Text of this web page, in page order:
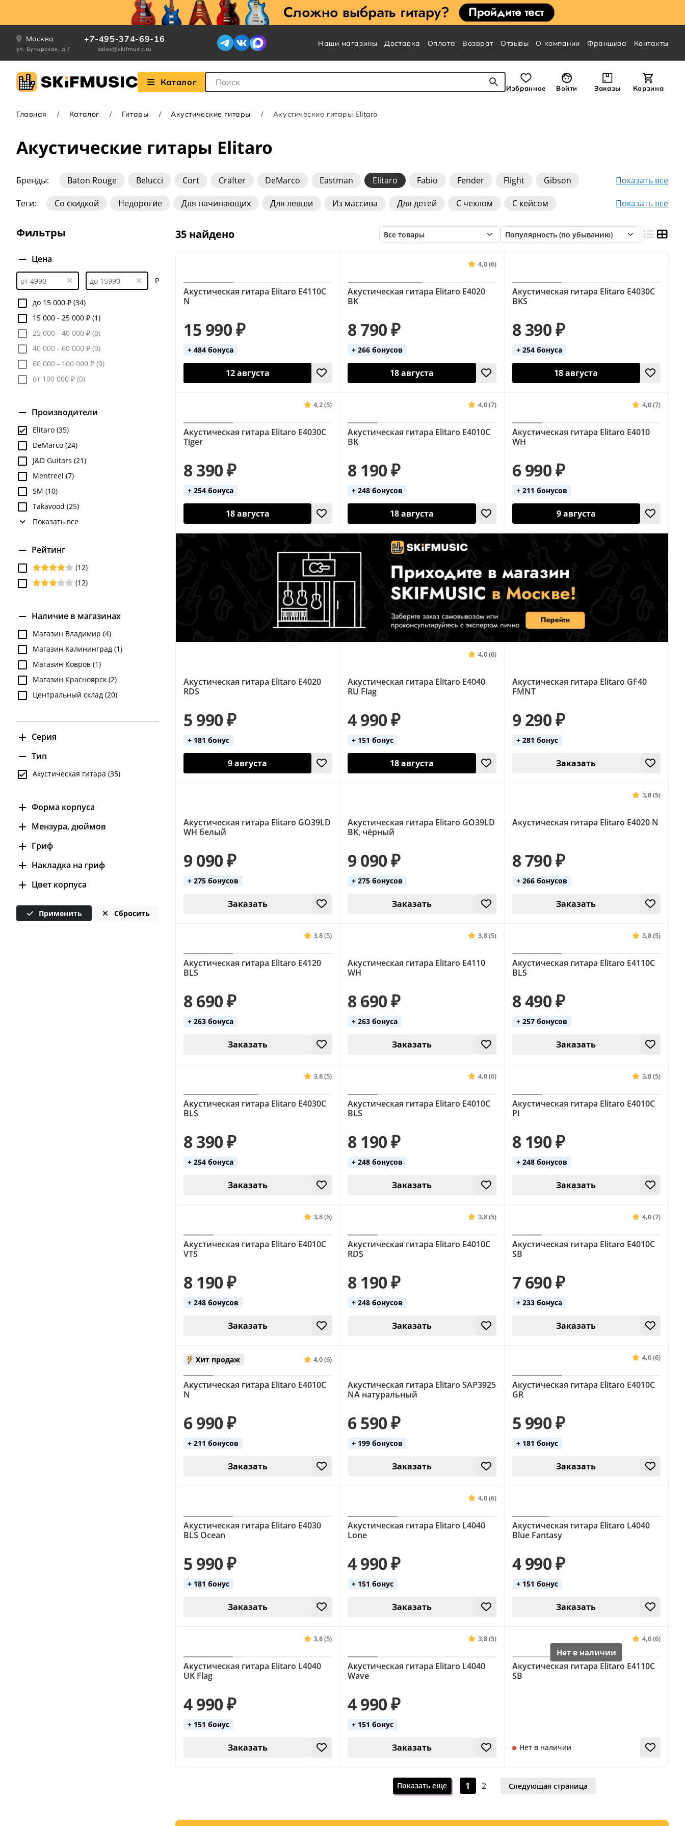
Москва
ул. Бутырская, д.7
+7-495-374-69-16
sales@skifmusic.ru
Наши магазины Доставка Оплата Возврат Отзывы О компании Франшиза Контакты
Каталог Поле для Поиска
Избранное Войти Заказы Корзина
Главная Каталог Гитары Акустические гитары Акустические гитары Elitaro
Акустические гитары Elitaro
Бренды: Показать все
Baton Rouge Belucci Cort Crafter DeMarco Eastman Elitaro Fabio Fender Flight
Gibson
Greg Bennett
Guild Ibanez Martin Martinez Rockdale Sigma Taylor Yamaha
Теги: Показать все
Со скидкой Недорогие Для начинающих Для левши Из массива Для детей С чехлом
С кейсом
До 15000 руб
До 30000 руб До 50000 руб До 6000 руб С вырезом
Фильтры
Цена
₽
до 15 000 ₽ (34)
15 000 - 25 000 ₽ (1)
25 000 - 40 000 ₽ (0)
40 000 - 60 000 ₽ (0)
60 000 - 100 000 ₽ (0)
от 100 000 ₽ (0)
Производители
Elitaro (35)
DeMarco (24)
J&D Guitars (21)
Mentreel (7)
SM (10)
Takavood (25)
Показать все
Рейтинг
(12)
(12)
Наличие в магазинах
Магазин Владимир (4)
Магазин Калининград (1)
Магазин Ковров (1)
Магазин Красноярск (2)
Центральный склад (20)
Серия
E4010C (9)
E4030C (4)
Тип
Акустическая гитара (35)
Форма корпуса
Auditorium (2)
Dreadnought (9)
Мензура, дюймов
24.4 (1)
25.5 (1)
Гриф
клен (3)
Накладка на гриф
клен (1)
Цвет корпуса
натуральный (4)
Применить Сбросить
35 найдено
Акустическая гитара Elitaro E4110C
N
15 990 ₽
+ 484 бонуса
12 августа
4,0 (6)
Акустическая гитара Elitaro E4020
BK
8 790 ₽
+ 266 бонусов
18 августа
Акустическая гитара Elitaro E4030C
BKS
8 390 ₽
+ 254 бонуса
18 августа
4,2 (5)
Акустическая гитара Elitaro E4030C
Tiger
8 390 ₽
+ 254 бонуса
18 августа
4,0 (7)
Акустическая гитара Elitaro E4010C
BK
8 190 ₽
+ 248 бонусов
18 августа
4,0 (7)
Акустическая гитара Elitaro E4010
WH
6 990 ₽
+ 211 бонусов
9 августа
Акустическая гитара Elitaro E4020
RDS
5 990 ₽
+ 181 бонус
9 августа
4,0 (6)
Акустическая гитара Elitaro E4040
RU Flag
4 990 ₽
+ 151 бонус
18 августа
Акустическая гитара Elitaro GF40
FMNT
9 290 ₽
+ 281 бонус
Заказать
Акустическая гитара Elitaro GO39LD
WH белый
9 090 ₽
+ 275 бонусов
Заказать
Акустическая гитара Elitaro GO39LD
BK, чёрный
9 090 ₽
+ 275 бонусов
Заказать
3,8 (5)
Акустическая гитара Elitaro E4020 N
8 790 ₽
+ 266 бонусов
Заказать
3,8 (5)
Акустическая гитара Elitaro E4120
BLS
8 690 ₽
+ 263 бонуса
Заказать
3,8 (5)
Акустическая гитара Elitaro E4110
WH
8 690 ₽
+ 263 бонуса
Заказать
3,8 (5)
Акустическая гитара Elitaro E4110C
BLS
8 490 ₽
+ 257 бонусов
Заказать
3,8 (5)
Акустическая гитара Elitaro E4030C
BLS
8 390 ₽
+ 254 бонуса
Заказать
4,0 (6)
Акустическая гитара Elitaro E4010C
BLS
8 190 ₽
+ 248 бонусов
Заказать
3,8 (5)
Акустическая гитара Elitaro E4010C
PI
8 190 ₽
+ 248 бонусов
Заказать
3,8 (6)
Акустическая гитара Elitaro E4010C
VTS
8 190 ₽
+ 248 бонусов
Заказать
3,8 (5)
Акустическая гитара Elitaro E4010C
RDS
8 190 ₽
+ 248 бонусов
Заказать
4,0 (7)
Акустическая гитара Elitaro E4010C
SB
7 690 ₽
+ 233 бонуса
Заказать
Хит продаж 4,0 (6)
Акустическая гитара Elitaro E4010C
N
6 990 ₽
+ 211 бонусов
Заказать
Акустическая гитара Elitaro SAP3925
NA натуральный
6 590 ₽
+ 199 бонусов
Заказать
4,0 (6)
Акустическая гитара Elitaro E4010C
GR
5 990 ₽
+ 181 бонус
Заказать
Акустическая гитара Elitaro E4030
BLS Ocean
5 990 ₽
+ 181 бонус
Заказать
4,0 (6)
Акустическая гитара Elitaro L4040
Lone
4 990 ₽
+ 151 бонус
Заказать
Акустическая гитара Elitaro L4040
Blue Fantasy
4 990 ₽
+ 151 бонус
Заказать
3,8 (5)
Акустическая гитара Elitaro L4040
UK Flag
4 990 ₽
+ 151 бонус
Заказать
3,8 (5)
Акустическая гитара Elitaro L4040
Wave
4 990 ₽
+ 151 бонус
Заказать
4,0 (6)
Акустическая гитара Elitaro E4110C
SB
Нет в наличии
Показать еще 1 2 Следующая страница